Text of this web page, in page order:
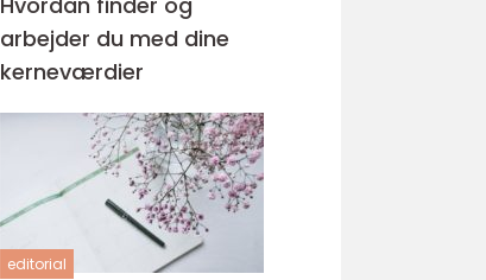
arbejder du med dine
kerneværdier
editorial